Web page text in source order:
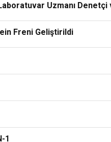
Uzmanı
Freni Geliştirildi
1